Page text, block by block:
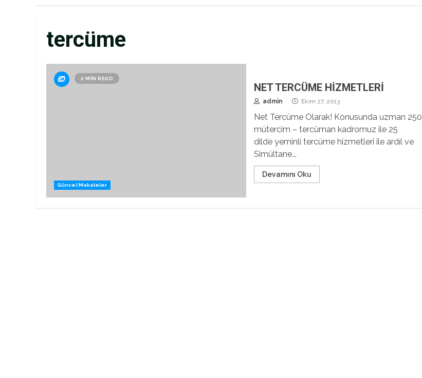
tercüme
2 MIN READ
Güncel Makaleler
NET TERCÜME HİZMETLERİ
admin Ekim 27, 2013
Net Tercüme Olarak! Konusunda uzman 250
mütercim – tercüman kadromuz ile 25
dilde yeminli tercüme hizmetleri ile ardıl ve
Simültane...
Devamını Oku